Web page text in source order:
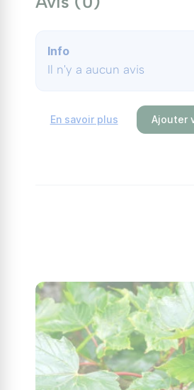
Info
Il n'y a aucun avis
En savoir plus Ajouter